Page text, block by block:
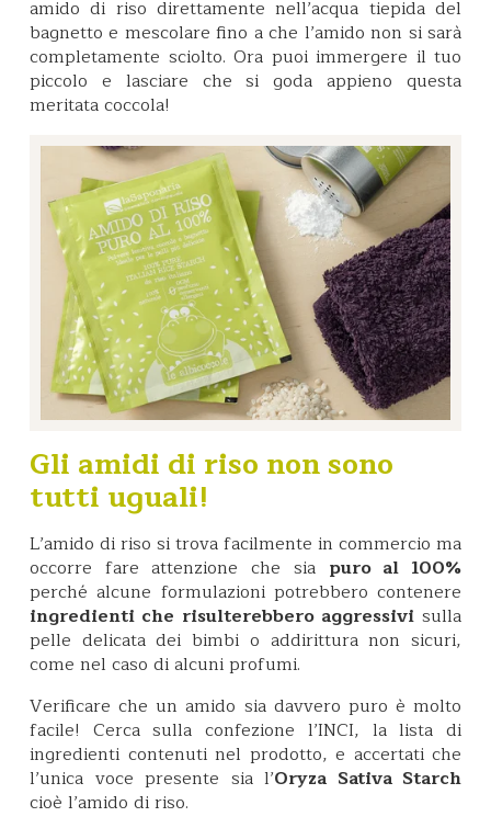
amido di riso direttamente nell’acqua tiepida del
bagnetto e mescolare fino a che l’amido non si sarà
completamente sciolto. Ora puoi immergere il tuo
piccolo e lasciare che si goda appieno questa
meritata coccola!
Gli amidi di riso non sono
tutti uguali!
L’amido di riso si trova facilmente in commercio ma
occorre fare attenzione che sia puro al 100%
perché alcune formulazioni potrebbero contenere
ingredienti che risulterebbero aggressivisulla
pelle delicata dei bimbi o addirittura non sicuri,
come nel caso di alcuni profumi.
Verificare che un amido sia davvero puro è molto
facile! Cerca sulla confezione l’INCI, la lista di
ingredienti contenuti nel prodotto, e accertati che
l’unica voce presente sia l’Oryza Sativa Starch
cioè l’amido di riso.